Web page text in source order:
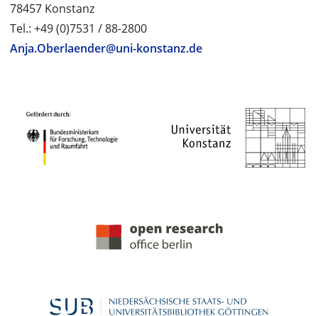
78457 Konstanz
Tel.: +49 (0)7531 / 88-2800
Anja.Oberlaender@uni-konstanz.de